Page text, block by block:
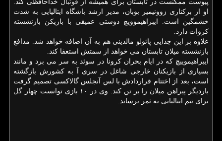
پیوست ممكنست در تابستان برای همیشه از فوتبال خداحافظی كند.
او از بركناری زوونیمیر بوبان، مدیر ارشد باشگاه ایتالیایی به شدت
خشمگین است. ایبراهیموویچ دوستی عمیقی با بازیكن بازنشسته
كروات دارد.
علاوه بر این جدایی پائولو مالدینی هم به آن اضافه خواهد شد. مدافع
بازنشسته میلان تابستان می خواهد از سمتش استعفا كند.
ایبراهیموییچ كه در ایام بحران كرونا در سوئد به سر می برد و مانند
بسیاری از بازیكنان خارجی شاغل در سری آ به كشورش بازگشته
است، بعد از اختتام قراردادش با لس آنجلس گالاكسی تصمیم گرفت
باردیگر پیراهن میلان را بر تن كند. وی در ۱۰ بازی توانست چهار
گل
برای تیم ایتالیایی به ثمر برساند.